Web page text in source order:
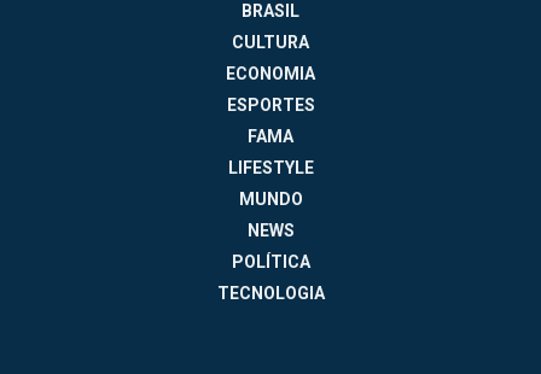
BRASIL
CULTURA
ECONOMIA
ESPORTES
FAMA
LIFESTYLE
MUNDO
NEWS
POLÍTICA
TECNOLOGIA